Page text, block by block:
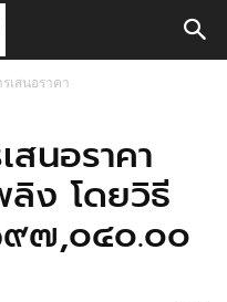
เสนอราคา
สนอราคา
ลิง โดยวิธี
๙๗,๐๔๐.๐๐